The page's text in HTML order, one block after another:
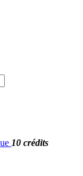
10 crédits